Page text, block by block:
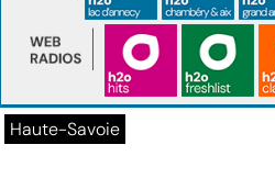
Haute-Savoie